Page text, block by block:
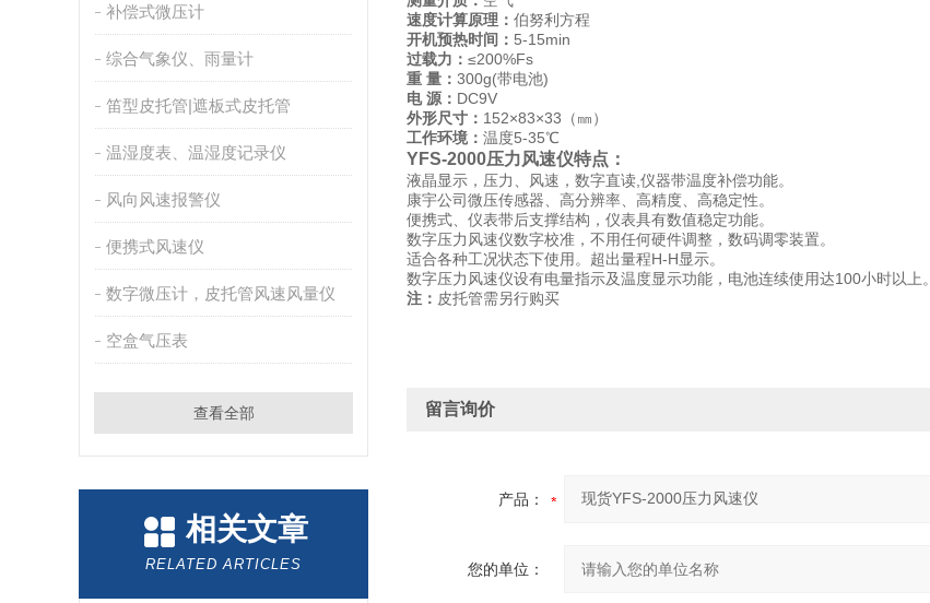
补偿式微压计
综合气象仪、雨量计
笛型皮托管|遮板式皮托管
温湿度表、温湿度记录仪
风向风速报警仪
便携式风速仪
数字微压计，皮托管风速风量仪
空盒气压表
查看全部
相关文章
RELATED ARTICLES
速度计算原理： 伯努利方程
开机预热时间： 5-15min
过载力： ≤200%Fs
重 量： 300g(带电池)
电 源： DC9V
外形尺寸： 152×83×33 （㎜）
工作环境： 温度5-35℃
YFS-2000压力风速仪特点：
液晶显示，压力、风速，数字直读,仪器带温度补偿功能。
康宇公司微压传感器、高分辨率、高精度、高稳定性。
便携式、仪表带后支撑结构，仪表具有数值稳定功能。
数字压力风速仪数字校准，不用任何硬件调整，数码调零装置。
适合各种工况状态下使用。超出量程H-H显示。
数字压力风速仪设有电量指示及温度显示功能，电池连续使用达100小时以上。
注： 皮托管需另行购买
留言询价
产品：
您的单位：